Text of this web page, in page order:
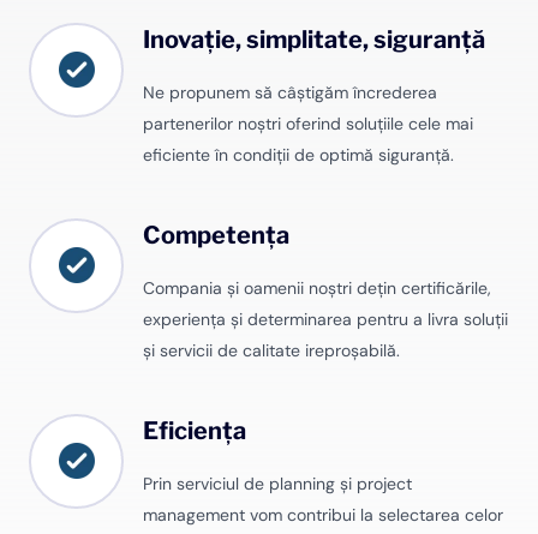
Inovație, simplitate, siguranță
Ne propunem să câștigăm încrederea
partenerilor noștri oferind soluțiile cele mai
eficiente în condiții de optimă siguranță.
Competența
Compania și oamenii noștri dețin certificările,
experiența și determinarea pentru a livra soluții
și servicii de calitate ireproșabilă.
Eficiența
Prin serviciul de planning și project
management vom contribui la selectarea celor